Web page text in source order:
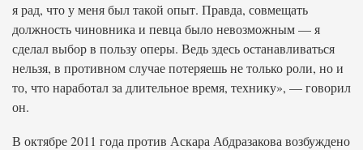
я рад, что у меня был такой опыт. Правда, совмещать
должность чиновника и певца было невозможным — я
сделал выбор в пользу оперы. Ведь здесь останавливаться
нельзя, в противном случае потеряешь не только роли, но и
то, что наработал за длительное время, технику», — говорил
он.
В октябре 2011 года против Аскара Абдразакова возбуждено